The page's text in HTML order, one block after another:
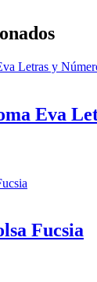
Eva
Fucsia